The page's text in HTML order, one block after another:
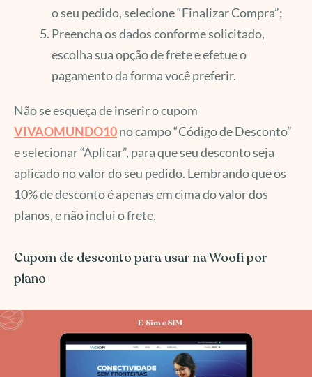
o seu pedido, selecione “Finalizar Compra”;
Preencha os dados conforme solicitado,
escolha sua opção de frete e efetue o
pagamento da forma você preferir.
Não se esqueça de inserir o cupom
VIVAOMUNDO10no campo “Código de Desconto”
e selecionar “Aplicar”, para que seu desconto seja
aplicado no valor do seu pedido. Lembrando que os
10% de desconto é apenas em cima do valor dos
planos, e não inclui o frete.
Cupom de desconto para usar na Woofi por
plano